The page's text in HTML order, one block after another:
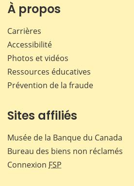
À propos
Carrières
Accessibilité
Photos et vidéos
Ressources éducatives
Prévention de la fraude
Sites affiliés
Musée de la Banque du Canada
Bureau des biens non réclamés
Connexion FSP